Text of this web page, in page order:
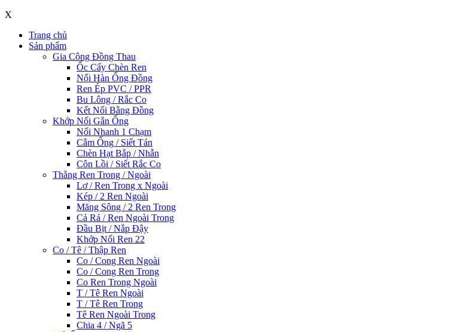
X
Trang chủ
Sản phẩm
Gia Công Đồng Thau
Ốc Cấy Chèn Ren
Nối Hàn Ống Đồng
Ren Ép PVC / PPR
Bu Lông / Rắc Co
Kết Nối Bằng Đồng
Khớp Nối Gắn Ống
Nối Nhanh 1 Chạm
Cắm Ống / Siết Tán
Chèn Hạt Bắp / Nhẫn
Côn Lồi / Siết Rắc Co
Thẳng Ren Trong / Ngoài
Lơ / Ren Trong x Ngoài
Kép / 2 Ren Ngoài
Măng Sông / 2 Ren Trong
Cả Rá / Ren Ngoài Trong
Đầu Bịt / Nắp Đậy
Khớp Nối Ren 22
Co / Tê / Thập Ren
Co / Cong Ren Ngoài
Co / Cong Ren Trong
Co Ren Trong Ngoài
T / Tê Ren Ngoài
T / Tê Ren Trong
Tê Ren Ngoài Trong
Chia 4 / Ngã 5